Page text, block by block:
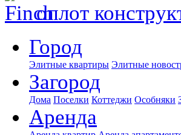
оплот
Город
Элитные квартиры Элитные
Загород
Дома Поселки Коттеджи Особняки
Аренда